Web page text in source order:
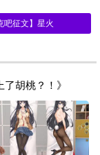
吧征文】星火
胡桃？！》